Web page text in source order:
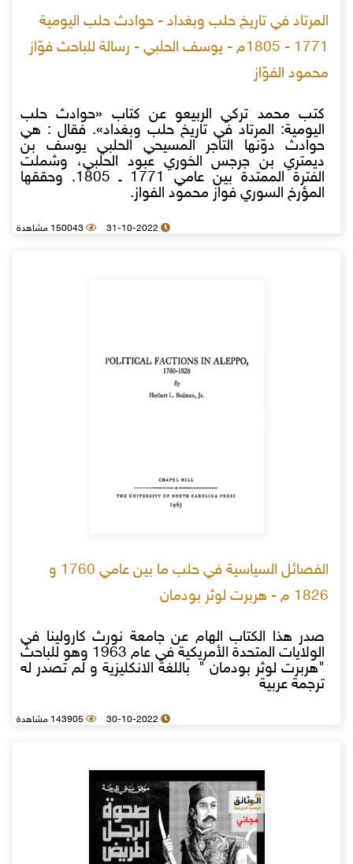
المرتاد في تاريخ حلب وبغداد - حوادث حلب اليومية
1771 - 1805م - يوسف الحلبي - رسالة للباحث فوّاز
محمود الفوّاز
كتب محمد تركي الربيعو عن كتاب «حوادث حلب
اليومية: المرتاد في تاريخ حلب وبغداد». فقال : هي
حوادث دوّنها التاجر المسيحي الحلبي يوسف بن
ديمتري بن جرجس الخوري عبود الحلبي، وشملت
الفترة الممتدة بين عامي 1771 ـ 1805. وحققها
المؤرخ السوري فواز محمود الفواز.
31-10-2022 150043 مشاهدة
الفصائل السياسية في حلب ما بين عامي 1760 و
1826 م - هربرت لوثر بودمان
صدر هذا الكتاب الهام عن جامعة نورث كارولينا في
الولايات المتحدة الأمريكية في عام 1963 وهو للباحث
"هربرت لوثر بودمان " باللغة الانكليزية و لم تصدر له
ترجمة عربية
30-10-2022 143905 مشاهدة